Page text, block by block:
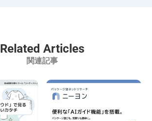
Related Articles
関連記事